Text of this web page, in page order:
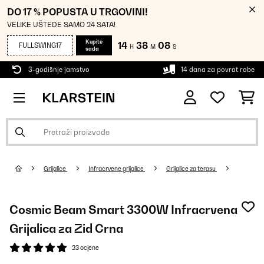
DO 17 % POPUSTA U TRGOVINI!
VELIKE UŠTEDE SAMO 24 SATA!
FULLSWING17
Kupite
sada
14 H 38 M 08 S
3-godišnje jamstvo 14 dana za povrat robe
Grijalice Infracrvene grijalice Grijalice za terasu
Cosmic Beam Smart 3300W Infracrvena
Grijalica za Zid Crna
23 ocjene